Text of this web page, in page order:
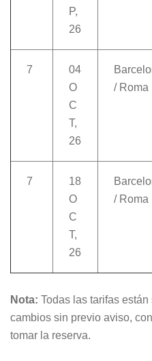
P,
26
7
04
O
C
T,
26
/ Roma
7
18
O
C
T,
26
/ Roma
Nota: Todas las tarifas
cambios sin previo aviso,
tomar la reserva.